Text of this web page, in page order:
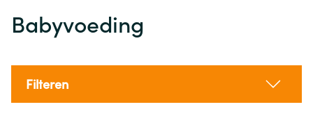
Babyvoeding
Filteren